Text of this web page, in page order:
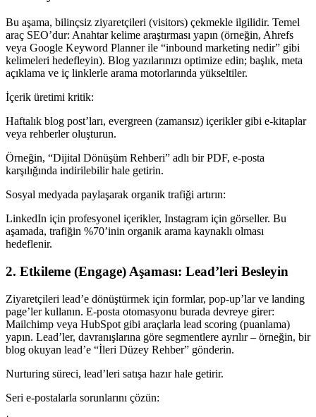
Bu aşama, bilinçsiz ziyaretçileri (visitors) çekmekle ilgilidir. Temel
araç SEO’dur: Anahtar kelime araştırması yapın (örneğin, Ahrefs
veya Google Keyword Planner ile “inbound marketing nedir” gibi
kelimeleri hedefleyin). Blog yazılarınızı optimize edin; başlık, meta
açıklama ve iç linklerle arama motorlarında yükseltiler.
İçerik üretimi kritik:
Haftalık blog post’ları, evergreen (zamansız) içerikler gibi e-kitaplar
veya rehberler oluşturun.
Örneğin, “Dijital Dönüşüm Rehberi” adlı bir PDF, e-posta
karşılığında indirilebilir hale getirin.
Sosyal medyada paylaşarak organik trafiği artırın:
LinkedIn için profesyonel içerikler, Instagram için görseller. Bu
aşamada, trafiğin %70’inin organik arama kaynaklı olması
hedeflenir.
2. Etkileme (Engage) Aşaması: Lead’leri Besleyin
Ziyaretçileri lead’e dönüştürmek için formlar, pop-up’lar ve landing
page’ler kullanın. E-posta otomasyonu burada devreye girer:
Mailchimp veya HubSpot gibi araçlarla lead scoring (puanlama)
yapın. Lead’ler, davranışlarına göre segmentlere ayrılır – örneğin, bir
blog okuyan lead’e “İleri Düzey Rehber” gönderin.
Nurturing süreci, lead’leri satışa hazır hale getirir.
Seri e-postalarla sorunlarını çözün: